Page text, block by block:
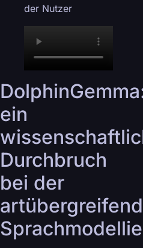
der Nutzer
ein
Durchbruch
bei der